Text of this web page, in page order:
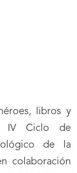
libros y
IV Ciclo de
de la
colaboración